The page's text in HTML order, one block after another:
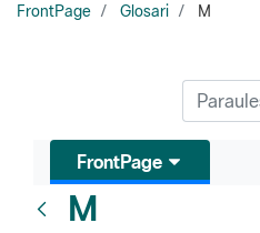
FrontPage Glosari M
FrontPage
M